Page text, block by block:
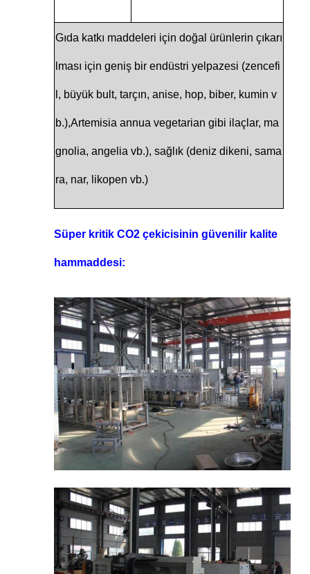
Gıda katkı maddeleri için doğal ürünlerin çıkarı
lması için geniş bir endüstri yelpazesi (zencefi
l, büyük bult, tarçın, anise, hop, biber, kumin v
b.),Artemisia annua vegetarian gibi ilaçlar, ma
gnolia, angelia vb.), sağlık (deniz dikeni, sama
ra, nar, likopen vb.)
Süper kritik CO2 çekicisinin güvenilir kalite
hammaddesi: